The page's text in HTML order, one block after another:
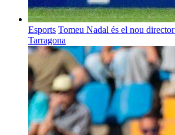
Esports Tomeu Nadal és el nou
Tarragona